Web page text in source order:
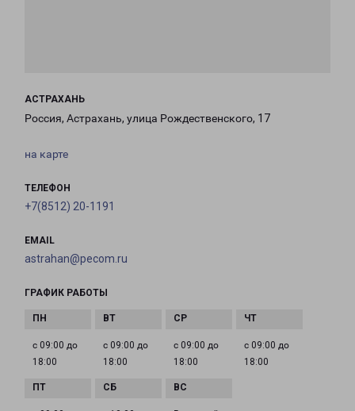
АСТРАХАНЬ
Россия, Астрахань, улица Рождественского, 17
на карте
ТЕЛЕФОН
+7(8512) 20-1191
EMAIL
astrahan@pecom.ru
ГРАФИК РАБОТЫ
с 09:00 до
18:00
с 09:00 до
18:00
с 09:00 до
18:00
с 09:00 до
18:00